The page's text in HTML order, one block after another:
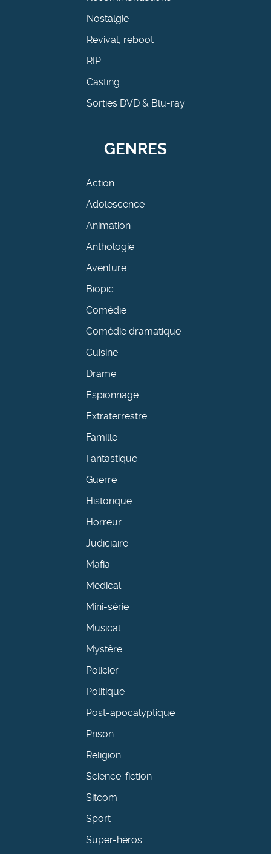
Nostalgie
Revival, reboot
RIP
Casting
Sorties DVD & Blu-ray
GENRES
Action
Adolescence
Animation
Anthologie
Aventure
Biopic
Comédie
Comédie dramatique
Cuisine
Drame
Espionnage
Extraterrestre
Famille
Fantastique
Guerre
Historique
Horreur
Judiciaire
Mafia
Médical
Mini-série
Musical
Mystère
Policier
Politique
Post-apocalyptique
Prison
Religion
Science-fiction
Sitcom
Sport
Super-héros